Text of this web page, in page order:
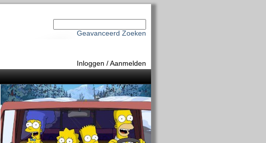
Geavanceerd Zoeken
Inloggen /Aanmelden